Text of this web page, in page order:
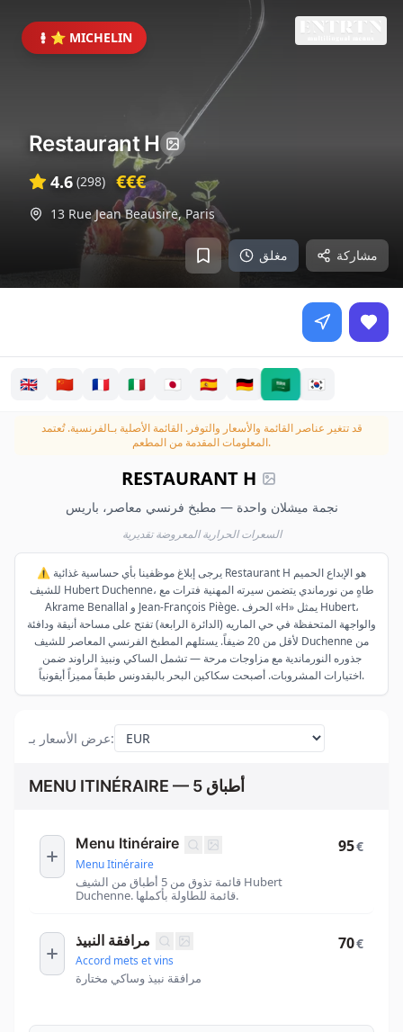
⭐ MICHELIN
مغلق مشاركة
Restaurant H
4.6 (298) €€€
13 Rue Jean Beausire,Paris
🇬🇧 🇨🇳 🇫🇷 🇮🇹 🇯🇵 🇪🇸 🇩🇪 🇸🇦 🇰🇷
قد تتغير عناصر القائمة والأسعار والتوفر. القائمة الأصلية بـالفرنسية. تُعتمد
المعلومات المقدمة من المطعم.
RESTAURANT H
نجمة ميشلان واحدة — مطبخ فرنسي معاصر، باريس
السعرات الحرارية المعروضة تقديرية
⚠️ يرجى إبلاغ موظفينا بأي حساسية غذائية Restaurant H هو الإبداع الحميم
للشيف Hubert Duchenne، طاهٍ من نورماندي يتضمن سيرته المهنية فترات مع
Akrame Benallal و Jean-François Piège. الحرف «H» يمثل Hubert،
والواجهة المتحفظة في حي الماريه (الدائرة الرابعة) تفتح على مساحة أنيقة ودافئة
لأقل من 20 ضيفاً. يستلهم المطبخ الفرنسي المعاصر للشيف Duchenne من
جذوره النورماندية مع مزاوجات مرحة — تشمل الساكي ونبيذ الراوند ضمن
اختيارات المشروبات. أصبحت سكاكين البحر بالبقدونس طبقاً مميزاً أيقونياً.
عرض الأسعار بـ:
MENU ITINÉRAIRE — 5 أطباق
Menu Itinéraire
Menu Itinéraire
قائمة تذوق من 5 أطباق من الشيف Hubert
Duchenne. قائمة للطاولة بأكملها.
95€
مرافقة النبيذ
Accord mets et vins
مرافقة نبيذ وساكي مختارة
70€